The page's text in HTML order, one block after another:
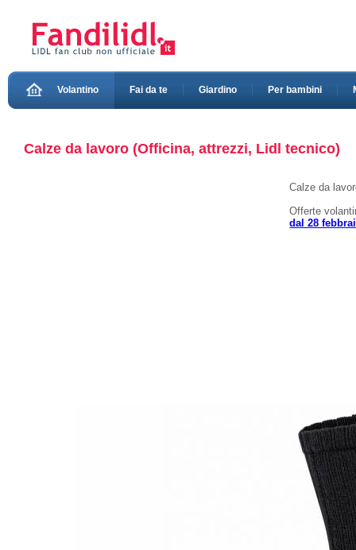
Volantino Fai da te Giardino Per bambini
Calze da lavoro (Officina, attrezzi, Lidl tecnico)
Calze da
Offerte
dal 28